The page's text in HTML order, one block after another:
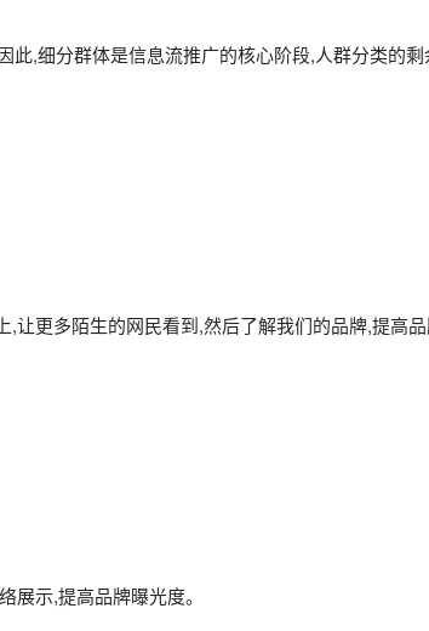
,细分群体是信息流推广的核心阶段,人群分类的剩
让更多陌生的网民看到,然后了解我们的品牌,提高
示,提高品牌曝光度。